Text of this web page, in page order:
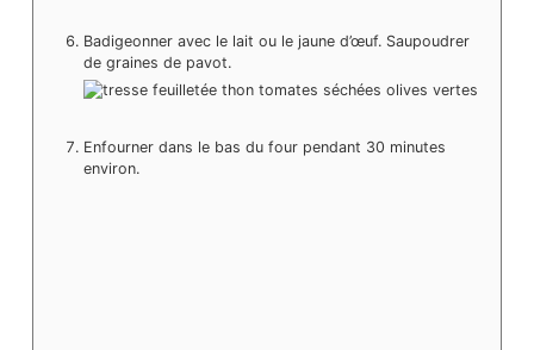
Badigeonner avec le lait ou le jaune d’œuf. Saupoudrer
de graines de pavot.
Enfourner dans le bas du four pendant 30 minutes
environ.